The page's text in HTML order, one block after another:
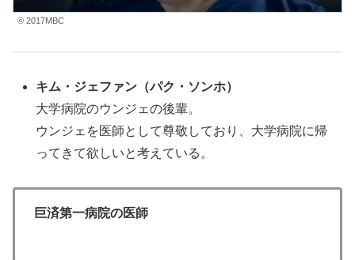
© 2017MBC
キム・ジェファン （パク・ソンホ）
大学病院のウンジェの後輩。
ウンジェを医師として尊敬しており、大学病院に帰
ってきて欲しいと考えている。
巨済第一病院の医師